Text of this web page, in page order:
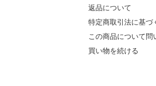
返品について
特定商取引法に基づ
この商品について問
買い物を続ける